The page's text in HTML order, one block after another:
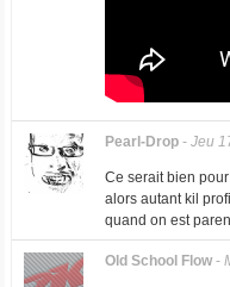
Pearl-Drop- Jeu
Ce serait bien
alors autant kil
quand on est
Old School Flow-